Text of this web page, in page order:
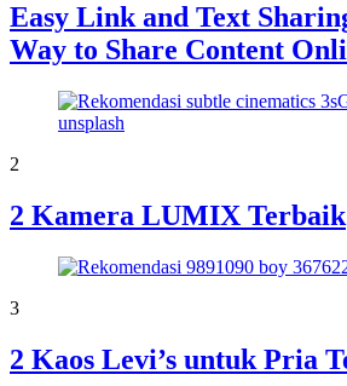
Easy Link and Text
Way to Share Content
2
2 Kamera LUMIX Terbaik
3
2 Kaos Levi’s untuk Pria